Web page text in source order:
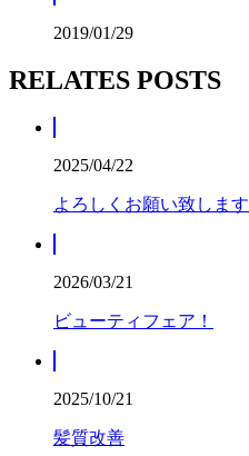
2019/01/29
RELATES POSTS
2025/04/22
よろしくお願い致します
2026/03/21
ビューティフェア！
2025/10/21
髪質改善